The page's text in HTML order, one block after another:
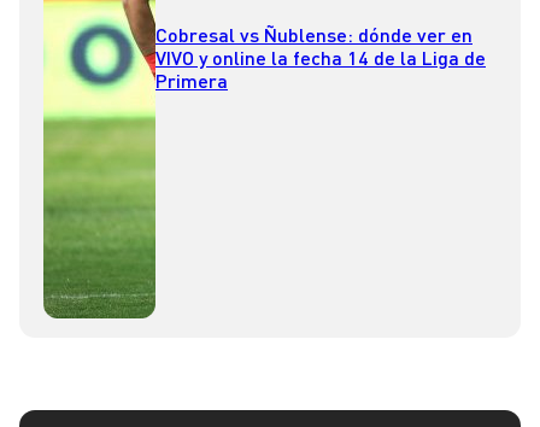
Cobresal vs Ñublense: dónde ver en
VIVO y online la fecha 14 de la Liga de
Primera